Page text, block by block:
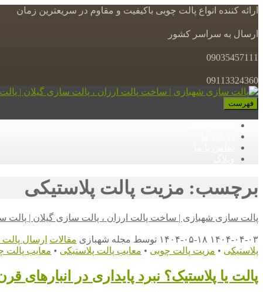
ارائه کننده انواع پالت چوبی باکیفیت و مقاوم در سریعترین زمان
ارسال به سراسر کشور
09035457111
09113324360
فهرست
برچسب: مزیت پالت پلاستیکی
پالت سازی شهبازی | ساخت پالت ارزان ، پالت سازی گیلان | پالت
۱۴۰۴-۰۴-۰۳ ۱۴۰۴-۰۵-۱۸ توسط مجله شهبازی مقالات ارسال
پلاستیکی • مزیت پالت چوبی • معایب پالت پلاستیکی • معایب پالت
پالت یا پلاستیک؟ نبرد پایداری در انبارهای قرن